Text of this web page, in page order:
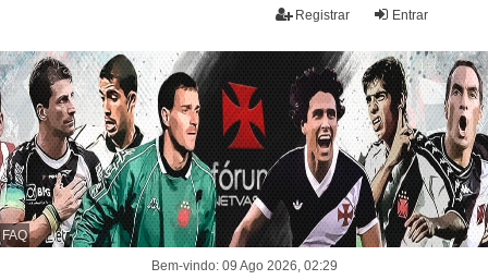
Entrar
Registrar
FAQ
Bem-vindo: 09 Ago 2026, 02:29